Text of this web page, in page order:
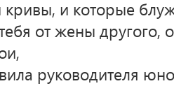
кривы, и которые
от жены другого,
руководителя